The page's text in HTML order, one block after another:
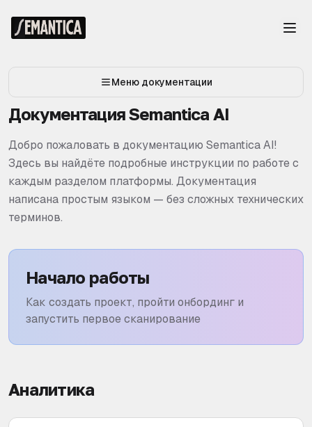
Меню документации
Документация Semantica AI
Добро пожаловать в документацию Semantica AI!
Здесь вы найдёте подробные инструкции по работе с
каждым разделом платформы. Документация
написана простым языком — без сложных технических
терминов.
Начало работы
Как создать проект, пройти онбординг и
запустить первое сканирование
Аналитика